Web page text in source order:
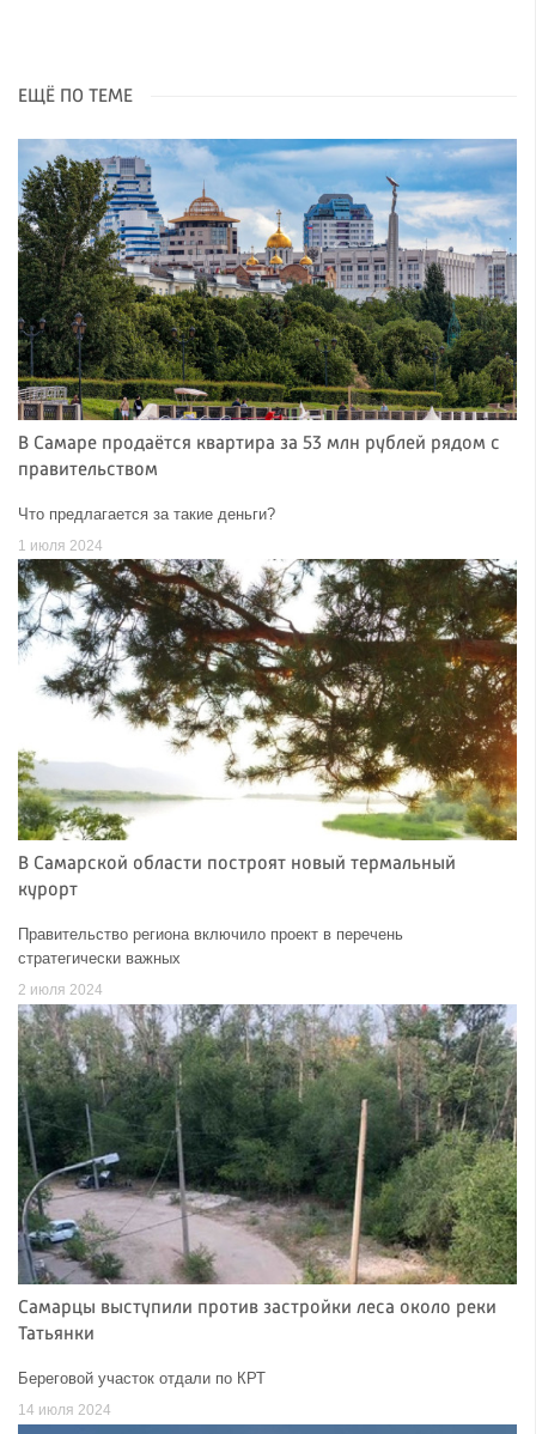
ЕЩЁ ПО ТЕМЕ
В Самаре продаётся квартира за 53 млн рублей рядом с
правительством
Что предлагается за такие деньги?
1 июля 2024
В Самарской области построят новый термальный
курорт
Правительство региона включило проект в перечень
стратегически важных
2 июля 2024
Самарцы выступили против застройки леса около реки
Татьянки
Береговой участок отдали по КРТ
14 июля 2024